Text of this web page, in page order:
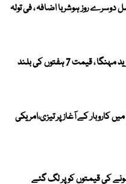
روز ہوشربا اضافہ ، فی تولہ
عالمی مارکیٹ میں سونا مزید مہنگا ، قیمت 7 ہفتوں کی بلند
کاروبار کے آغاز پر تیزی،امریکی
کی قیمتوں کو پر لگ گئے